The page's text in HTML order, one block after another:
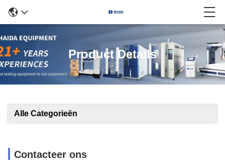
Product Details
Alle Categorieën
Contacteer ons